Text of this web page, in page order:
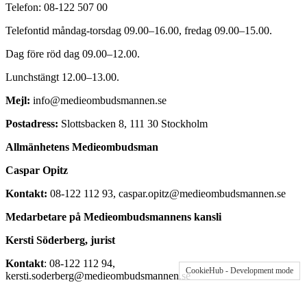
Telefon: 08-122 507 00
Telefontid måndag-torsdag 09.00–16.00, fredag 09.00–15.00.
Dag före röd dag 09.00–12.00.
Lunchstängt 12.00–13.00.
Mejl: info@medieombudsmannen.se
Postadress: Slottsbacken 8, 111 30 Stockholm
Allmänhetens Medieombudsman
Caspar Opitz
Kontakt: 08-122 112 93, caspar.opitz@medieombudsmannen.se
Medarbetare på Medieombudsmannens kansli
Kersti Söderberg, jurist
Kontakt: 08-122 112 94,
kersti.soderberg@medieombudsmannen.seCookieHub - Development mode